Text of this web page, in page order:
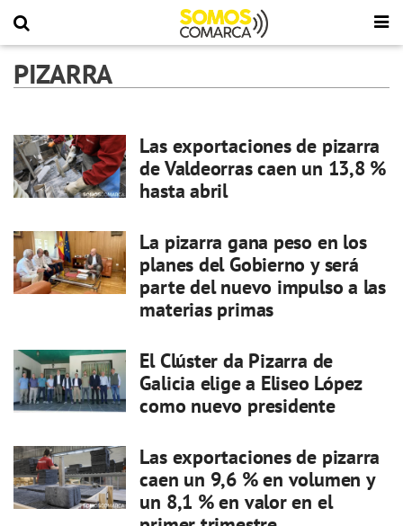
PIZARRA
Las exportaciones de pizarra
de Valdeorras caen un 13,8 %
hasta abril
La pizarra gana peso en los
planes del Gobierno y será
parte del nuevo impulso a las
materias primas
El Clúster da Pizarra de
Galicia elige a Eliseo López
como nuevo presidente
Las exportaciones de pizarra
caen un 9,6 % en volumen y
un 8,1 % en valor en el